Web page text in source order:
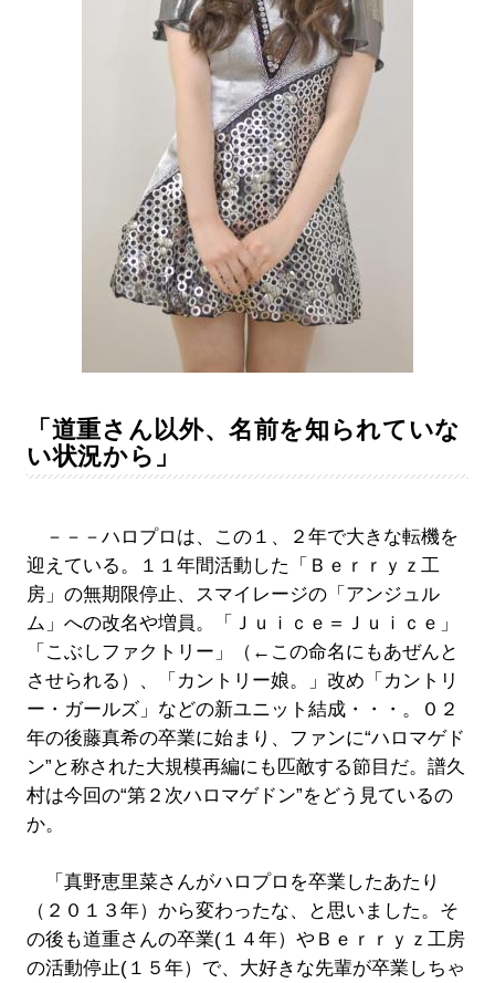
「道重さん以外、名前を知られていな
い状況から」
－－－ハロプロは、この１、２年で大きな転機を
迎えている。１１年間活動した「Ｂｅｒｒｙｚ工
房」の無期限停止、スマイレージの「アンジュル
ム」への改名や増員。「Ｊｕｉｃｅ＝Ｊｕｉｃｅ」
「こぶしファクトリー」（←この命名にもあぜんと
させられる）、「カントリー娘。」改め「カントリ
ー・ガールズ」などの新ユニット結成・・・。０２
年の後藤真希の卒業に始まり、ファンに“ハロマゲド
ン”と称された大規模再編にも匹敵する節目だ。譜久
村は今回の“第２次ハロマゲドン”をどう見ているの
か。
「真野恵里菜さんがハロプロを卒業したあたり
（２０１３年）から変わったな、と思いました。そ
の後も道重さんの卒業(１４年）やＢｅｒｒｙｚ工房
の活動停止(１５年）で、大好きな先輩が卒業しちゃ